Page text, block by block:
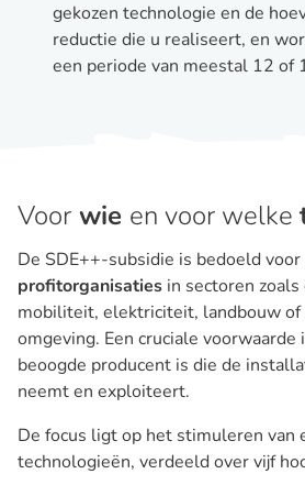
gekozen technologie en de
reductie die u realiseert, en
een periode van meestal 12 of
Voor wie en voor welke
De SDE++-subsidie is bedoeld voor
profitorganisaties in sectoren
mobiliteit, elektriciteit, landbouw of
omgeving. Een cruciale voorwaarde
beoogde producent is die de
neemt en exploiteert.
De focus ligt op het stimuleren van
technologieën, verdeeld over vijf